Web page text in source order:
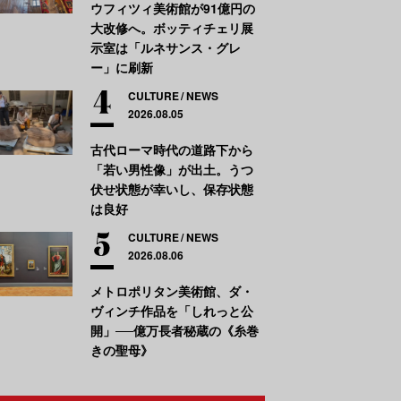
musée Marmottan Monet
ウフィツィ美術館が91億円の
大改修へ。ボッティチェリ展
示室は「ルネサンス・グレ
ー」に刷新
CULTURE NEWS
2026.08.05
古代ローマ時代の道路下から
「若い男性像」が出土。うつ
伏せ状態が幸いし、保存状態
は良好
CULTURE NEWS
2026.08.06
メトロポリタン美術館、ダ・
ヴィンチ作品を「しれっと公
開」──億万長者秘蔵の《糸巻
きの聖母》